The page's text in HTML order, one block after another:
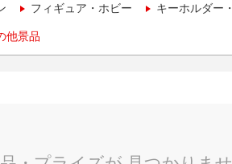
フィギュア・ホビー キーホルダー
他景品